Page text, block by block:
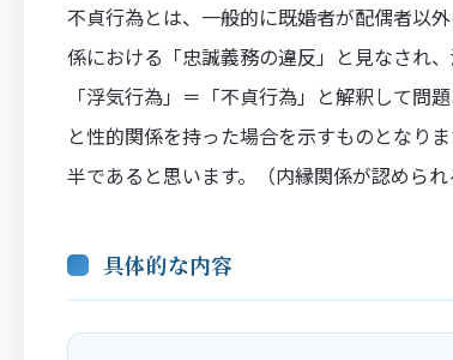
不貞行為とは、一般的に既婚者が配偶者以
係における「忠誠義務の違反」と見なされ
「浮気行為」＝「不貞行為」と解釈して問
と性的関係を持った場合を示すものとなり
半であると思います。（内縁関係が認められ
具体的な内容